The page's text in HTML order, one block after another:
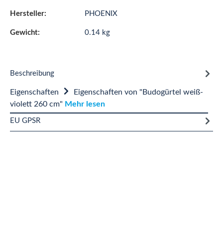
Hersteller: PHOENIX
Gewicht: 0.14 kg
Beschreibung
Eigenschaften
Eigenschaften von "Budogürtel weiß-
violett 260 cm" Mehr lesen
EU GPSR